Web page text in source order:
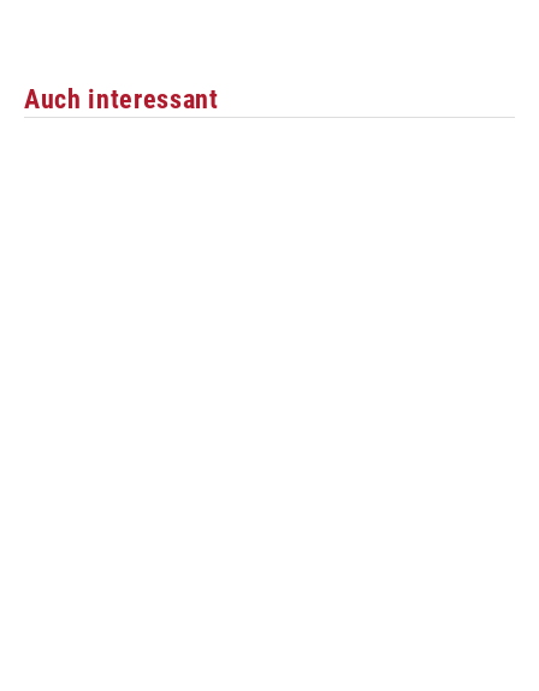
Auch interessant